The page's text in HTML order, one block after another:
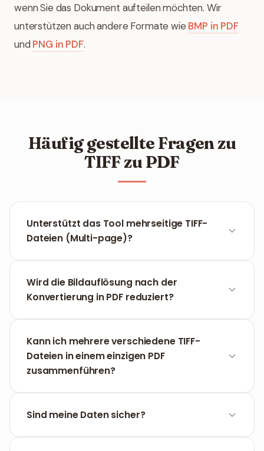
wenn Sie das Dokument aufteilen möchten. Wir
unterstützen auch andere Formate wie BMP in PDF
undPNG in PDF.
Häufig gestellte Fragen zu
TIFF zu PDF
Unterstützt das Tool mehrseitige TIFF-
Dateien (Multi-page)?
Seiten innerhalb einer einzelnen TIFF-Datei in ein
einziges PDF-Dokument in der richtigen
Wird die Bildauflösung nach der
Konvertierung in PDF reduziert?
Pixeldichte (DPI), was die schärfste Qualität für
Drucke und die professionelle Archivierung
garantiert.
Kann ich mehrere verschiedene TIFF-
Dateien in einem einzigen PDF
zusammenführen?
gleichzeitig hochladen und in einem einzigen
Sind meine Daten sicher?